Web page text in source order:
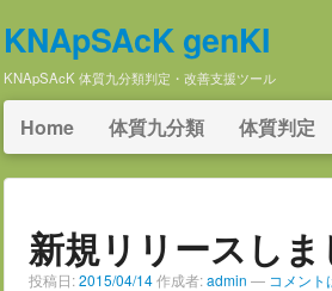
KNApSAcK genKI
KNApSAcK 体質九分類判定・改善支援ツール
Home 体質九分類 体質判定
新規リリースしま
投稿日:2015/04/14作成者:admin — コメント